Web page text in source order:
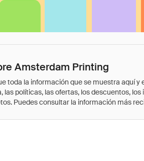
Amsterdam Printing
toda la información que se muestra aquí
las políticas, las ofertas, los descuentos,
Puedes consultar la información más